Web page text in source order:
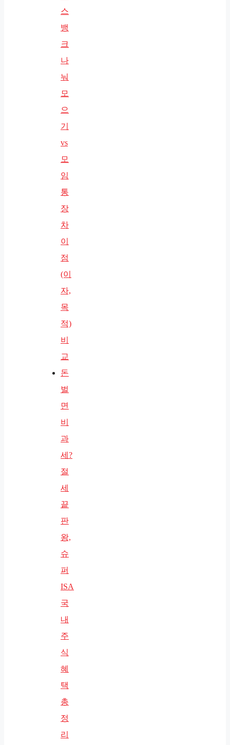
스
뱅
크
나
눠
모
으
기
vs
모
임
통
장
차
이
점
(이
자,
목
적)
비
교
돈
벌
면
비
과
세?
절
세
끝
판
왕,
슈
퍼
ISA
국
내
주
식
혜
택
총
정
리